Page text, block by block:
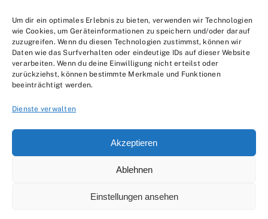
Um dir ein optimales Erlebnis zu bieten, verwenden wir Technologien
wie Cookies, um Geräteinformationen zu speichern und/oder darauf
zuzugreifen. Wenn du diesen Technologien zustimmst, können wir
Daten wie das Surfverhalten oder eindeutige IDs auf dieser Website
verarbeiten. Wenn du deine Einwilligung nicht erteilst oder
zurückziehst, können bestimmte Merkmale und Funktionen
beeinträchtigt werden.
Dienste verwalten
Akzeptieren
Ablehnen
Einstellungen ansehen
Wir über uns
Kontakt
Datenschutzerklärung
© 2007 - 2026 •by Moveco